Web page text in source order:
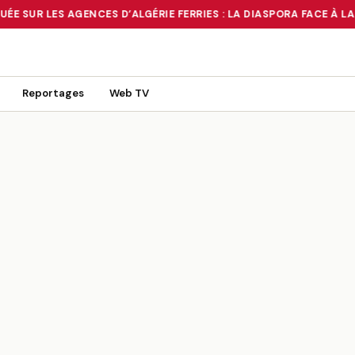
SUR LES AGENCES D’ALGÉRIE FERRIES : LA DIASPORA FACE À LA
OU UN MIRAGE ?•RUÉE SUR LES AGENCES D’ALGÉRIE
Reportages Web TV